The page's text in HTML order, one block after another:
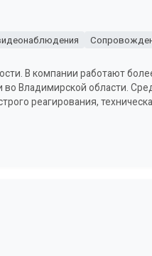
В компании работают
Владимирской области.
реагирования,